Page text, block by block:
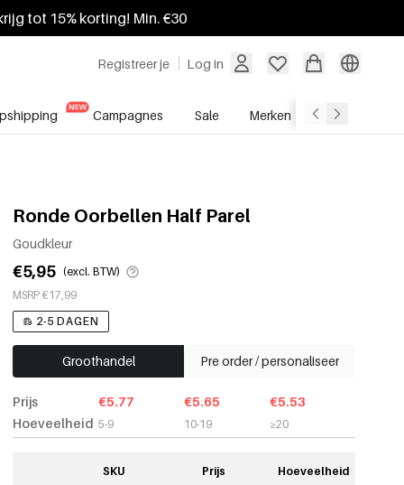
tot 15% korting! Min. €30
Registreer je Log in
Campagnes Sale Merken
Ronde Oorbellen Half Parel
Goudkleur
€5,95 (excl. BTW)
MSRP €17,99
2-5 DAGEN
Groothandel Pre order / personaliseer
Prijs
Hoeveelheid
€5.77
5-9
€5.65
10-19
€5.53
≥20
SKU Prijs Hoeveelheid